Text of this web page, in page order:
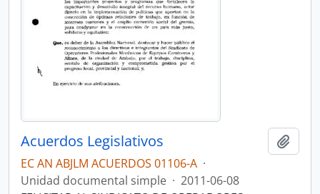
Acuerdos Legislativos
EC AN ABJLM ACUERDOS 01106-A ·
Unidad documental simple · 2011-06-08